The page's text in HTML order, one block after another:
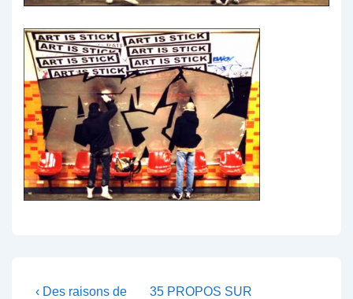
Navigation
Previous
‹ Des raisons de
Next
35 PROPOS SUR